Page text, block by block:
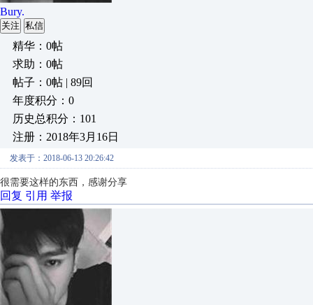
Bury.
关注 私信
精华：0帖
求助：0帖
帖子：0帖 | 89回
年度积分：0
历史总积分：101
注册：2018年3月16日
发表于：2018-06-13 20:26:42
很需要这样的东西，感谢分享
回复 引用 举报